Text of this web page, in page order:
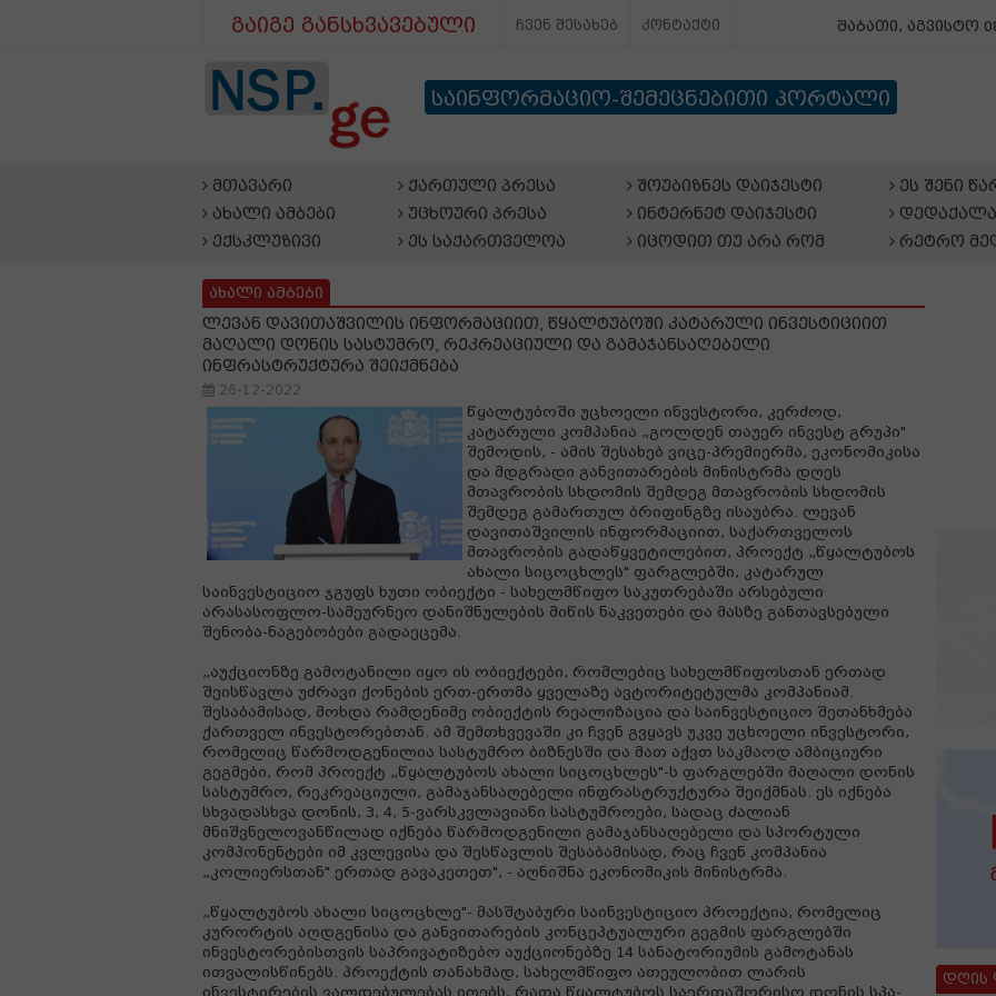
გაიგე განსხვავებული ჩვენ შესახებ კონტაქტი შაბათი, აგვისტო
საინფორმაციო-შემეცნებითი პორტალი
მთავარი
ახალი ამბები
ექსკლუზივი
ქართული პრესა
უცხოური პრესა
ეს საქართველოა
შოუბიზნეს დაიჯესტი
ინტერნეტ დაიჯესტი
იცოდით თუ არა რომ
ეს შენი
რეტრო
ახალი ამბები
ლევან დავითაშვილის ინფორმაციით, წყალტუბოში კატარული ინვესტიციით
მაღალი დონის სასტუმრო, რეკრეაციული და გამაჯანსაღებელი
ინფრასტრუქტურა შეიქმნება
26-12-2022
წყალტუბოში უცხოელი ინვესტორი, კერძოდ,
კატარული კომპანია „გოლდენ თაუერ ინვესტ გრუპი"
შემოდის, - ამის შესახებ ვიცე-პრემიერმა, ეკონომიკისა
და მდგრადი განვითარების მინისტრმა დღეს
მთავრობის სხდომის შემდეგ მთავრობის სხდომის
შემდეგ გამართულ ბრიფინგზე ისაუბრა. ლევან
დავითაშვილის ინფორმაციით, საქართველოს
მთავრობის გადაწყვეტილებით, პროექტ „წყალტუბოს
ახალი სიცოცხლეს" ფარგლებში, კატარულ
საინვესტიციო ჯგუფს ხუთი ობიექტი - სახელმწიფო საკუთრებაში არსებული
არასასოფლო-სამეურნეო დანიშნულების მიწის ნაკვეთები და მასზე განთავსებული
შენობა-ნაგებობები გადაეცემა.
„აუქციონზე გამოტანილი იყო ის ობიექტები, რომლებიც სახელმწიფოსთან ერთად
შეისწავლა უძრავი ქონების ერთ-ერთმა ყველაზე ავტორიტეტულმა კომპანიამ.
შესაბამისად, მოხდა რამდენიმე ობიექტის რეალიზაცია და საინვესტიციო შეთანხმება
ქართველ ინვესტორებთან. ამ შემთხვევაში კი ჩვენ გვყავს უკვე უცხოელი ინვესტორი,
რომელიც წარმოდგენილია სასტუმრო ბიზნესში და მათ აქვთ საკმაოდ ამბიციური
გეგმები, რომ პროექტ „წყალტუბოს ახალი სიცოცხლეს"-ს ფარგლებში მაღალი დონის
სასტუმრო, რეკრეაციული, გამაჯანსაღებელი ინფრასტრუქტურა შეიქმნას. ეს იქნება
სხვადასხვა დონის, 3, 4, 5-ვარსკვლავიანი სასტუმროები, სადაც ძალიან
მნიშვნელოვანწილად იქნება წარმოდგენილი გამაჯანსაღებელი და სპორტული
კომპონენტები იმ კვლევისა და შესწავლის შესაბამისად, რაც ჩვენ კომპანია
„კოლიერსთან" ერთად გავაკეთეთ", - აღნიშნა ეკონომიკის მინისტრმა.
„წყალტუბოს ახალი სიცოცხლე"- მასშტაბური საინვესტიციო პროექტია, რომელიც
კურორტის აღდგენისა და განვითარების კონცეპტუალური გეგმის ფარგლებში
ინვესტორებისთვის საპრივატიზებო აუქციონებზე 14 სანატორიუმის გამოტანას
ითვალისწინებს. პროექტის თანახმად, სახელმწიფო ათეულობით ლარის
ინვესტირების ვალდებულებას იღებს, რათა წყალტუბოს საერთაშორისო დონის სპა-
დღის